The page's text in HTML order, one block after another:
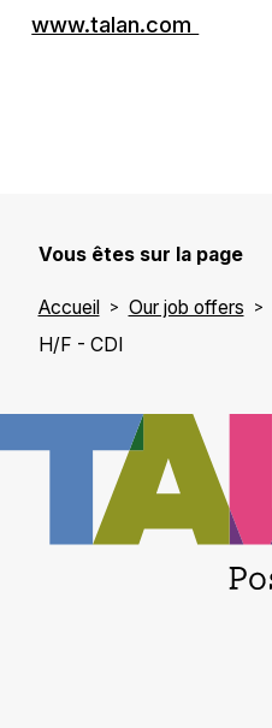
www.talan.com
Vous êtes sur la page
Accueil Our job offers
H/F - CDI